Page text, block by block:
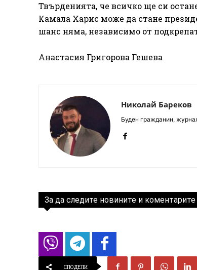
Твърденията, че всичко ще си
Камала Харис може да стане
шанс няма, независимо от
Анастасия Григорова Гешева
Николай Бареков
Буден гражданин,
За да следите новините и
СПОДЕЛИ